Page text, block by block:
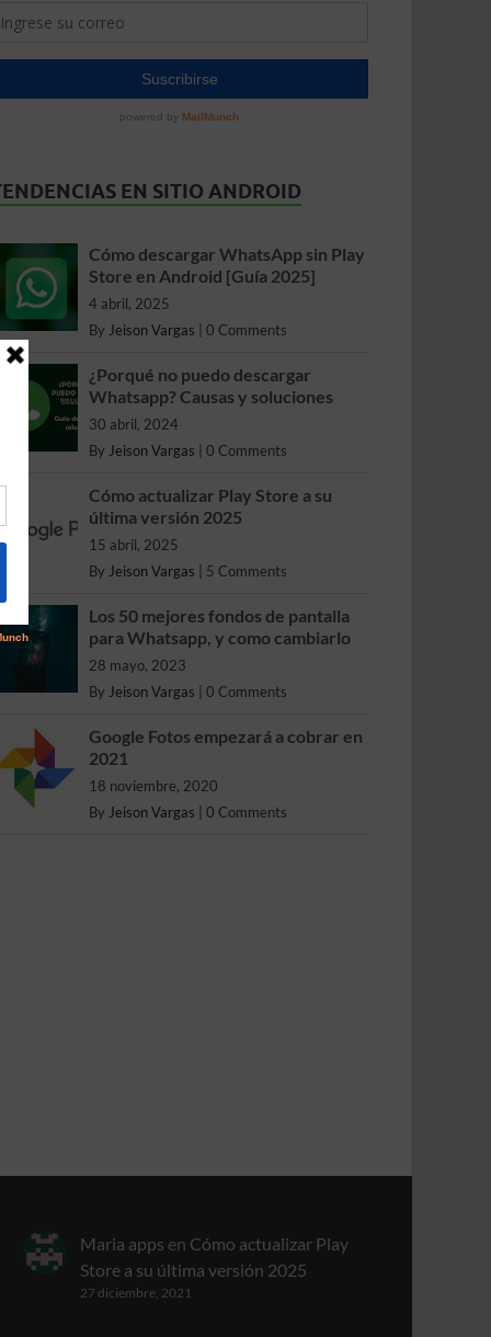
EN SITIO ANDROID
Cómo descargar WhatsApp sin Play
Store en Android [Guía 2025]
4 abril, 2025
By Jeison Vargas |0 Comments
¿Porqué no puedo descargar
Whatsapp? Causas y soluciones
30 abril, 2024
By Jeison Vargas |0 Comments
Cómo actualizar Play Store a su
última versión 2025
15 abril, 2025
By Jeison Vargas 5 Comments
Los 50 mejores fondos de pantalla
para Whatsapp, y como cambiarlo
28 mayo, 2023
By Jeison Vargas |0 Comments
Google Fotos empezará a cobrar en
2021
18 noviembre, 2020
By Jeison Vargas |0 Comments
Maria apps en Cómo actualizar Play
Store a su última versión 2025
27 diciembre, 2021